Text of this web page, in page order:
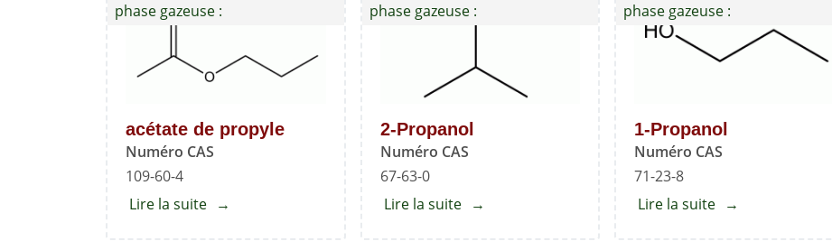
acétate de propyle
Numéro CAS
109-60-4
phase gazeuse :
Lire la suite about
2-Propanol
Numéro CAS
67-63-0
phase gazeuse :
Lire la suiteabout
1-Propanol
Numéro CAS
71-23-8
phase gazeuse :
Lire la suite about